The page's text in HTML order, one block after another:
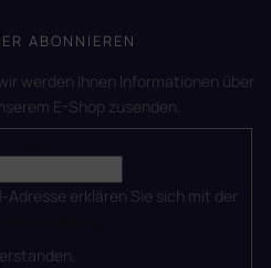
ABONNIEREN
werden Ihnen Informationen über
E-Shop zusenden.
Adresse erklären Sie sich mit der